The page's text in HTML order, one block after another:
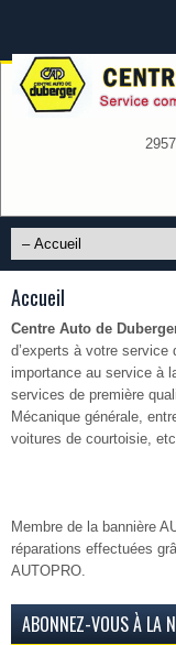
Accueil
Centre Auto de
d’experts à votre service
importance au service à
services de première
Mécanique générale,
voitures de courtoisie,
Membre de la bannière
réparations effectuées
AUTOPRO.
ABONNEZ-VOUS À LA